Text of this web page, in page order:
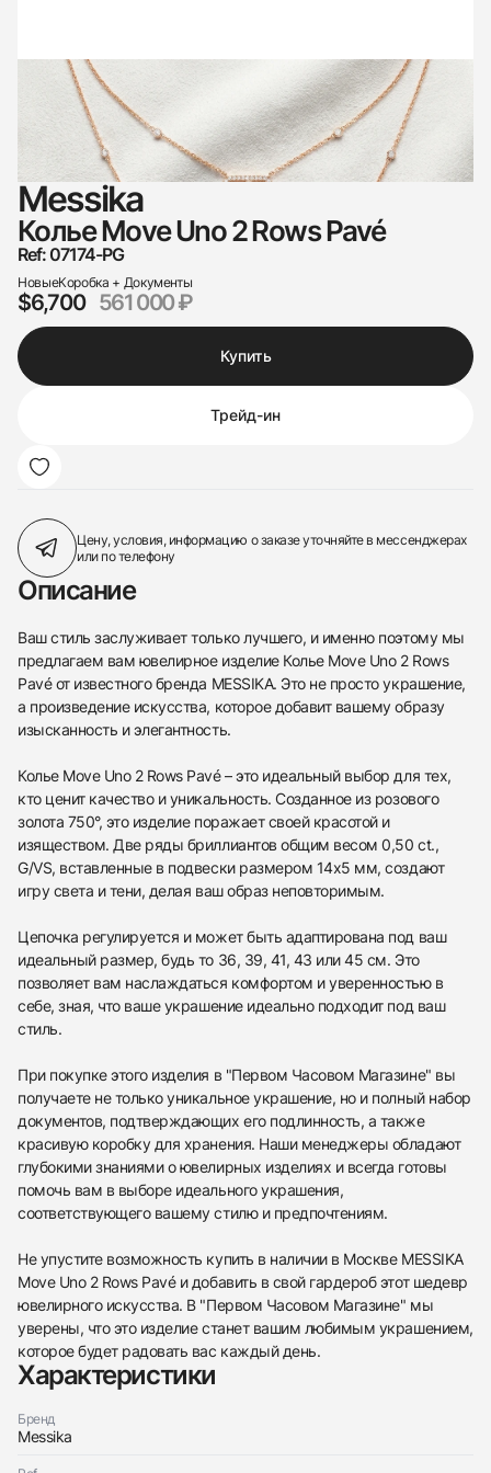
Messika
Колье Move Uno 2 Rows Pavé
Ref: 07174-PG
НовыеКоробка + Документы
$6,700 561 000 ₽
Купить
Трейд-ин
Цену, условия, информацию о заказеуточняйте в мессенджерах
или по телефону
Описание
Ваш стиль заслуживает только лучшего, и именно поэтому мы
предлагаем вам ювелирное изделие Колье Move Uno 2 Rows
Pavé от известного бренда MESSIKA. Это не просто украшение,
а произведение искусства, которое добавит вашему образу
изысканность и элегантность.
Колье Move Uno 2 Rows Pavé – это идеальный выбор для тех,
кто ценит качество и уникальность. Созданное из розового
золота 750°, это изделие поражает своей красотой и
изяществом. Две ряды бриллиантов общим весом 0,50 ct.,
G/VS, вставленные в подвески размером 14х5 мм, создают
игру света и тени, делая ваш образ неповторимым.
Цепочка регулируется и может быть адаптирована под ваш
идеальный размер, будь то 36, 39, 41, 43 или 45 см. Это
позволяет вам наслаждаться комфортом и уверенностью в
себе, зная, что ваше украшение идеально подходит под ваш
стиль.
При покупке этого изделия в "Первом Часовом Магазине" вы
получаете не только уникальное украшение, но и полный набор
документов, подтверждающих его подлинность, а также
красивую коробку для хранения. Наши менеджеры обладают
глубокими знаниями о ювелирных изделиях и всегда готовы
помочь вам в выборе идеального украшения,
соответствующего вашему стилю и предпочтениям.
Не упустите возможность купить в наличии в Москве MESSIKA
Move Uno 2 Rows Pavé и добавить в свой гардероб этот шедевр
ювелирного искусства. В "Первом Часовом Магазине" мы
уверены, что это изделие станет вашим любимым украшением,
которое будет радовать вас каждый день.
Характеристики
Бренд
Messika